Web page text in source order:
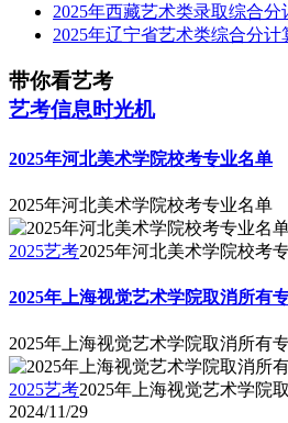
2025年西藏艺术类录取综合分
2025年辽宁省艺术类综合分计
带你看艺考
艺考信息时光机
2025年河北美术学院校考专业名单
2025年河北美术学院校考专业名单
2025艺考2025年河北美术学院校考
2025年上海视觉艺术学院取消所有
2025年上海视觉艺术学院取消所有
2025艺考2025年上海视觉艺术学院
2024/11/29